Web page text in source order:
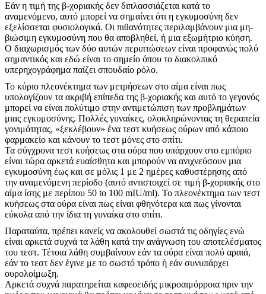
Εάν η τιμή της β-χοριακής δεν διπλασσιάζεται κατά το
αναμενόμενο, αυτό μπορεί να σημαίνει ότι η εγκυμοσύνη δεν
εξελίσσεται φυσιολογικά. Οι πιθανότητες περιλαμβάνουν μια μη-
βιώσιμη εγκυμοσύνη που θα αποβληθεί, ή μια εξωμήτριο κύηση.
Ο διαχωρισμός των δύο αυτών περιπτώσεων είναι προφανώς πολύ
σημαντικός και εδώ είναι το σημείο όπου το διακολπικό
υπερηχογράφημα παίζει σπουδαίο ρόλο.
Το κύριο πλεονέκτημα των μετρήσεων στο αίμα είναι πως
υπολογίζουν τα ακριβή επίπεδα της β-χοριακής και αυτό το γεγονός
μπορεί να είναι πολύτιμο στην αντιμετώπιση των προβλημάτων
μιας εγκυμοσύνης. Πολλές γυναίκες, ολοκληρώνοντας τη θεραπεία
γονιμότητας, «ξεκλέβουν» ένα τεστ κυήσεως ούρων από κάποιο
φαρμακείο και κάνουν το τεστ μόνες στο σπίτι.
Τα σύγχρονα τεστ κυήσεως στα ούρα που υπάρχουν στο εμπόριο
είναι τώρα αρκετά ευαίσθητα και μπορούν να ανιχνεύσουν μια
εγκυμοσύνη έως και σε μόλις 1 με 2 ημέρες καθυστέρησης από
την αναμενόμενη περίοδο (αυτό αντιστοιχεί σε τιμή β-χοριακής στο
αίμα ίσης με περίπου 50 to 100 mIU/ml). Το πλεονέκτημα των τεστ
κυήσεως στα ούρα είναι πως είναι φθηνότερα και πως γίνονται
εύκολα από την ίδια τη γυναίκα στο σπίτι.
Παραταύτα, πρέπει κανείς να ακολουθεί σωστά τις οδηγίες ενώ
είναι αρκετά συχνά τα λάθη κατά την ανάγνωση του αποτελέσματος
του τεστ. Τέτοια λάθη συμβαίνουν εάν τα ούρα είναι πολύ αραιά,
εάν το τεστ δεν έγινε με το σωστό τρόπο ή εάν συνυπάρχει
ουρολοίμωξη.
Αρκετά συχνά παρατηρείται καφεοειδής μικροαιμόρροια πριν την